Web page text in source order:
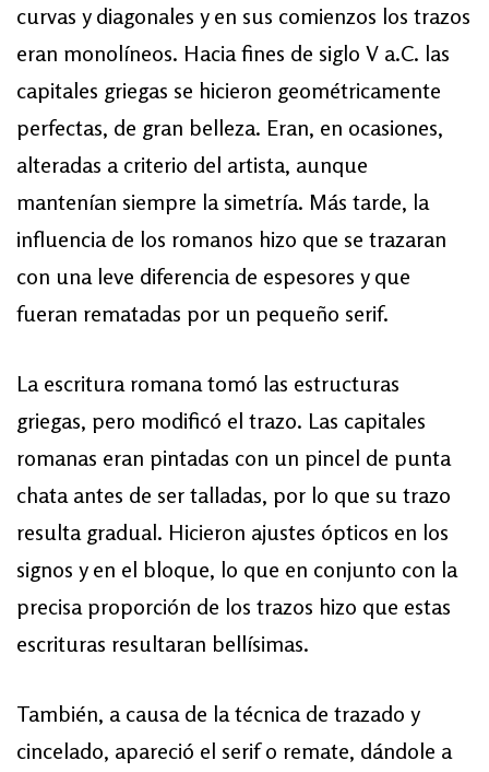
curvas y diagonales y en sus comienzos los trazos
eran monolíneos. Hacia fines de siglo V a.C. las
capitales griegas se hicieron geométricamente
perfectas, de gran belleza. Eran, en ocasiones,
alteradas a criterio del artista, aunque
mantenían siempre la simetría. Más tarde, la
influencia de los romanos hizo que se trazaran
con una leve diferencia de espesores y que
fueran rematadas por un pequeño serif.
La escritura romana tomó las estructuras
griegas, pero modificó el trazo. Las capitales
romanas eran pintadas con un pincel de punta
chata antes de ser talladas, por lo que su trazo
resulta gradual. Hicieron ajustes ópticos en los
signos y en el bloque, lo que en conjunto con la
precisa proporción de los trazos hizo que estas
escrituras resultaran bellísimas.
También, a causa de la técnica de trazado y
cincelado, apareció el serif o remate, dándole a